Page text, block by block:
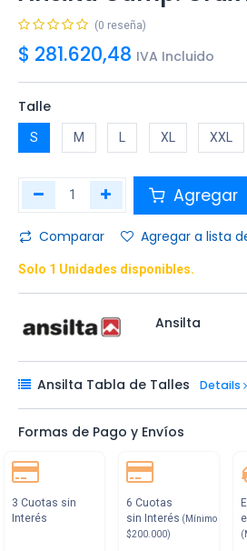
(0 reseña)
$ 281.620,48 IVA Incluido
Talle
S M XL XXL
Agregar
Comparar Agregar a lista
Solo 1 Unidades disponibles.
Ansilta
Ansilta Tabla de Talles Details
Formas de Pago y Envíos
3 Cuotas sin
Interés
6 Cuotas
sin Interés (Mínimo
$200.000)